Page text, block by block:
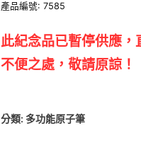
產品編號: 7585
此紀念品已暫停供應，
不便之處，敬請原諒！
分類: 多功能原子筆